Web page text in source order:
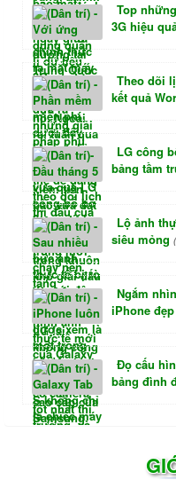
Top
3G hiệu
Theo dõi
kết quả
LG công
bảng tầm
Lộ ảnh
siêu mỏng
Ngắm
iPhone
Đọ cấu
bảng đình